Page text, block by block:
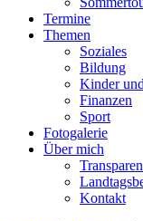
Termine
Themen
Soziales
Bildung
Kinder
Finanzen
Sport
Fotogalerie
Über mich
Kontakt